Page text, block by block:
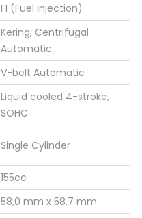
FI (Fuel Injection)
Kering, Centrifugal
Automatic
V-belt Automatic
Liquid cooled 4-stroke,
SOHC
Single Cylinder
155cc
58,0 mm x 58.7 mm